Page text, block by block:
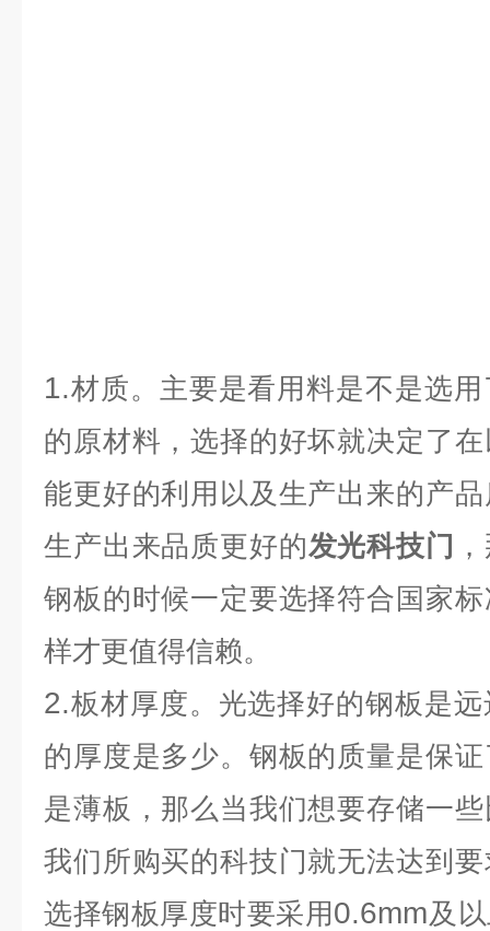
1.材质。主要是看用料是不是选
的原材料，选择的好坏就决定了
能更好的利用以及生产出来的产
生产出来品质更好的发光科技门
钢板的时候一定要选择符合国家
样才更值得信赖。
2.板材厚度。光选择好的钢板是
的厚度是多少。钢板的质量是保
是薄板，那么当我们想要存储一
我们所购买的科技门就无法达到
选择钢板厚度时要采用0.6mm及